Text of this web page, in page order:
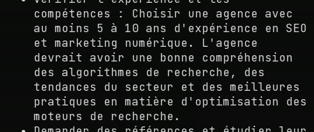
compétences : Choisir une agence avec
au moins 5 à 10 ans d'expérience en SEO
et marketing numérique. L'agence
devrait avoir une bonne compréhension
des algorithmes de recherche, des
tendances du secteur et des meilleures
pratiques en matière d'optimisation des
moteurs de recherche.